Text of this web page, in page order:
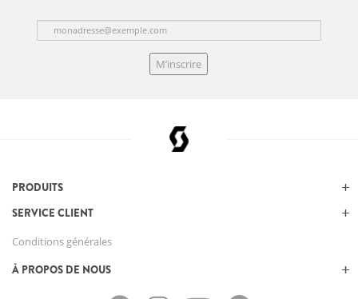
M’inscrire
PRODUITS
SERVICE CLIENT
Conditions générales
À PROPOS DE NOUS